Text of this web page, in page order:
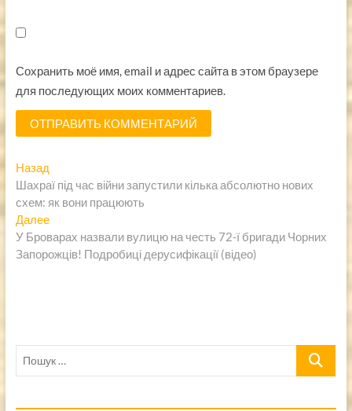
Сохранить моё имя, email и адрес сайта в этом браузере
для последующих моих комментариев.
Навигация
по
записям
НазадПредыдущая
запись:
Шахраї під час війни запустили кілька абсолютно нових
схем: як вони працюють
ДалееСледующая
запись:
У Броварах назвали вулицю на честь 72-ї бригади Чорних
Запорожців! Подробиці дерусифікації (відео)
Пошук